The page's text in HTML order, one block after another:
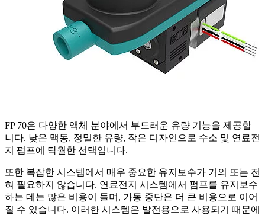
FP 70은 다양한 액체 분야에서 부드러운 유량 기능을 제공합
니다. 낮은 맥동, 정밀한 유량, 작은 디자인으로 수소 및 연료전
지 펌프에 탁월한 선택입니다.
또한 복잡한 시스템에서 매우 중요한 유지보수가 거의 또는 전
혀 필요하지 않습니다. 연료전지 시스템에서 펌프를 유지보수
하는 데는 많은 비용이 들며, 가동 중단은 더 큰 비용으로 이어
질 수 있습니다. 이러한 시스템은 발전용으로 사용되기 때문에